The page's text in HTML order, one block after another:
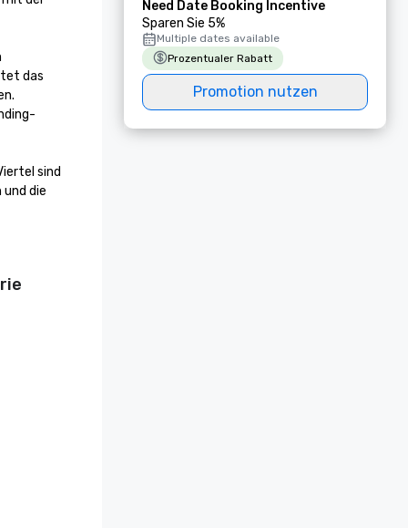
das
sind
die
Need Date Booking Incentive
Sparen Sie 5%
Multiple dates available
Prozentualer Rabatt
Promotion nutzen